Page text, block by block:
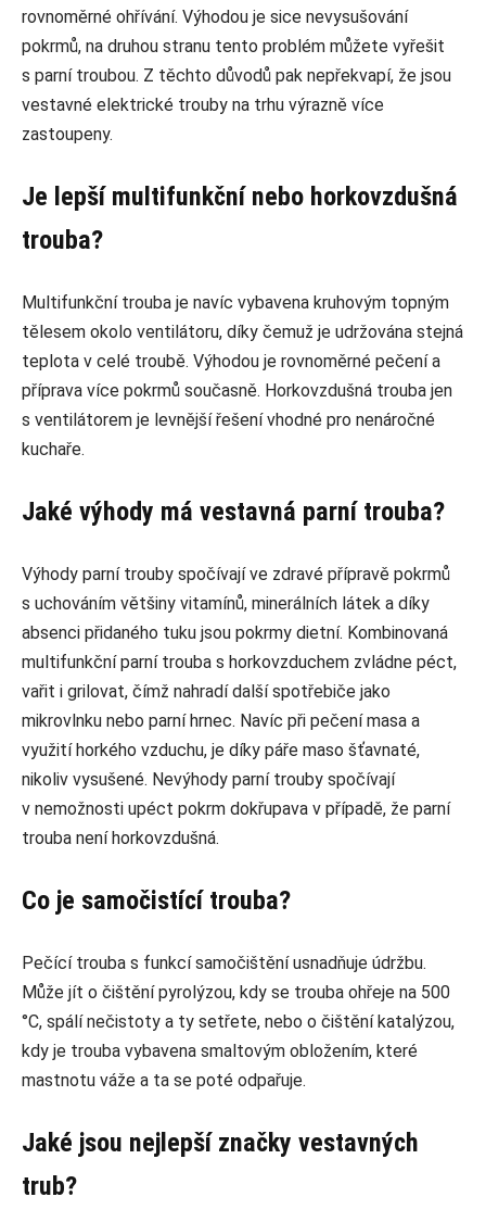
rovnoměrné ohřívání. Výhodou je sice nevysušování
pokrmů, na druhou stranu tento problém můžete vyřešit
s parní troubou. Z těchto důvodů pak nepřekvapí, že jsou
vestavné elektrické trouby na trhu výrazně více
zastoupeny.
Je lepší multifunkční nebo horkovzdušná
trouba?
Multifunkční trouba je navíc vybavena kruhovým topným
tělesem okolo ventilátoru, díky čemuž je udržována stejná
teplota v celé troubě. Výhodou je rovnoměrné pečení a
příprava více pokrmů současně. Horkovzdušná trouba jen
s ventilátorem je levnější řešení vhodné pro nenáročné
kuchaře.
Jaké výhody má vestavná parní trouba?
Výhody parní trouby spočívají ve zdravé přípravě pokrmů
s uchováním většiny vitamínů, minerálních látek a díky
absenci přidaného tuku jsou pokrmy dietní. Kombinovaná
multifunkční parní trouba s horkovzduchem zvládne péct,
vařit i grilovat, čímž nahradí další spotřebiče jako
mikrovlnku nebo parní hrnec. Navíc při pečení masa a
využití horkého vzduchu, je díky páře maso šťavnaté,
nikoliv vysušené. Nevýhody parní trouby spočívají
v nemožnosti upéct pokrm dokřupava v případě, že parní
trouba není horkovzdušná.
Co je samočistící trouba?
Pečící trouba s funkcí samočištění usnadňuje údržbu.
Může jít o čištění pyrolýzou, kdy se trouba ohřeje na 500
°C, spálí nečistoty a ty setřete, nebo o čištění katalýzou,
kdy je trouba vybavena smaltovým obložením, které
mastnotu váže a ta se poté odpařuje.
Jaké jsou nejlepší značky vestavných
trub?